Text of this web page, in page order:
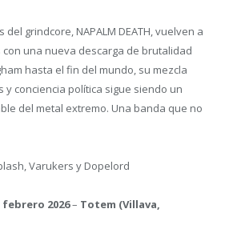
grindcore, NAPALM DEATH, vuelven a
una nueva descarga de brutalidad
hasta el fin del mundo, su mezcla
y conciencia política sigue siendo un
del metal extremo. Una banda que no
Varukers y Dopelord
2026– Totem (Villava,